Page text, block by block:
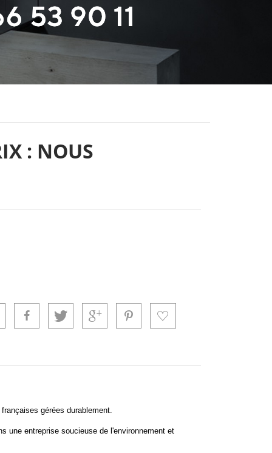
: NOUS
gérées durablement.
une entreprise soucieuse de l'environnement et